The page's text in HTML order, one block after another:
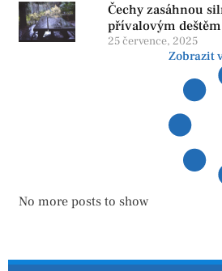
reformy
Čechy zasáhnou
přívalovým
zatopení
25 července, 2025
Zobrazit
No more posts to show